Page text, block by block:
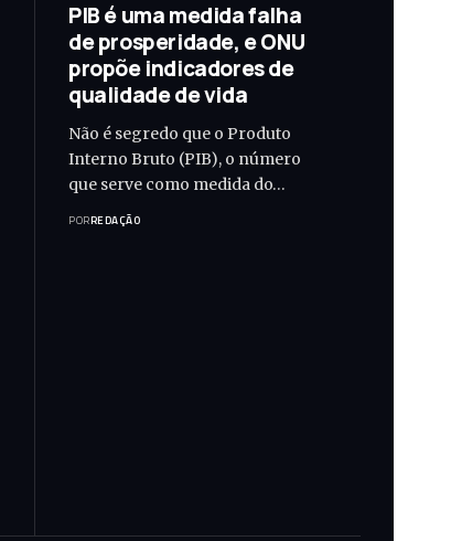
PIB é uma medida falha
de prosperidade, e ONU
propõe indicadores de
qualidade de vida
Não é segredo que o Produto
Interno Bruto (PIB), o número
que serve como medida do…
PORREDAÇÃO